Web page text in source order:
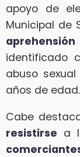
apoyo de
Municipal de
aprehensión
identificado
abuso
años de edad.
Cabe
resistirse a